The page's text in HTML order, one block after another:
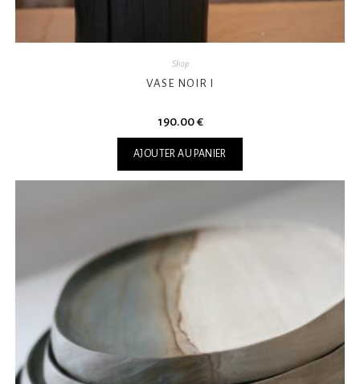
Shop
VASE NOIR I
190.00€
AJOUTER AU PANIER